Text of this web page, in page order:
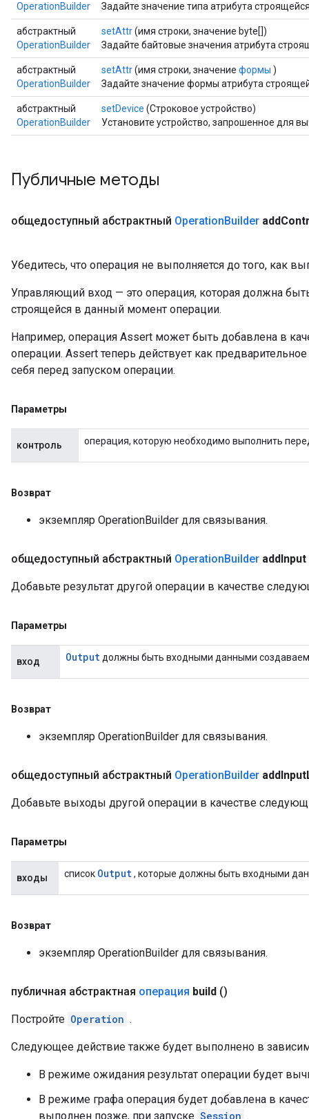
OperationBuilder
Задайте значение типа атрибута
абстрактный
OperationBuilder
setAttr(имя строки, значение byte[])
Задайте байтовые значения атрибута
абстрактный
OperationBuilder
setAttr(имя строки, значение формы )
Задайте значение формы атрибута
абстрактный
OperationBuilder
setDevice (Строковое устройство)
Установите устройство, запрошенное для
Публичные методы
общедоступный абстрактный OperationBuilder add
Убедитесь, что операция не выполняется до того, как
Управляющий вход — это операция, которая должна
строящейся в данный момент операции.
Например, операция Assert может быть добавлена ​​в
операции. Assert теперь действует как
себя перед запуском операции.
Параметры
контроль операция, которую необходимо выполнить
Возврат
экземпляр OperationBuilder для связывания.
общедоступный абстрактный OperationBuilder addInput
Добавьте результат другой операции в качестве
Параметры
вход Output должны быть входными данными
Возврат
экземпляр OperationBuilder для связывания.
общедоступный абстрактный OperationBuilder addInput
Добавьте выходы другой операции в качестве
Параметры
входы список Output, которые должны быть входными
Возврат
экземпляр OperationBuilder для связывания.
публичная абстрактная операция build ()
Постройте Operation .
Следующее действие также будет выполнено в
В режиме ожидания результат операции будет
В режиме графа операция будет добавлена ​​в
выполнен позже, при запуске Session .